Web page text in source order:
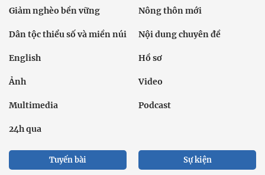
Giảm nghèo bền vững Nông thôn mới
Dân tộc thiểu số và miền núi Nội dung chuyên đề
English Hồ sơ
Ảnh Video
Multimedia Podcast
24h qua
Tuyến bài Sự kiện